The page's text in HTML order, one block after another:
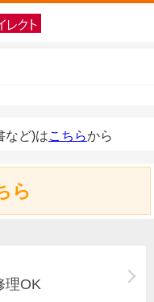
など)はこちらから
ら
理OK